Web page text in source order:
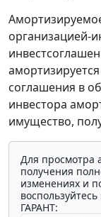
организацией-
соглашения в
инвестора
имущество,
Для просмотра
получения
изменениях и
ГАРАНТ: